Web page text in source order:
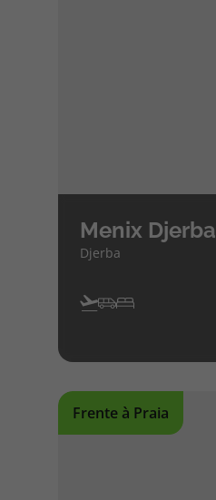
Menix Djerba
Djerba
Frente à Praia